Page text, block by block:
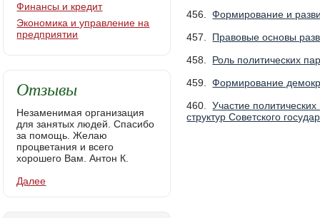
456.Формирование и
457. Правовые основы
458. Роль политических
459.Формирование
460.Участие
структур Советского
Финансы и кредит
Экономика и управление на
предприятии
Отзывы
Незаменимая организация
для занятых людей. Спасибо
за помощь. Желаю
процветания и всего
хорошего Вам. Антон К.
Далее